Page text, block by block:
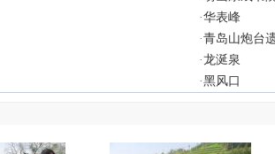
·华表峰
·青岛山炮台
·龙涎泉
·黑风口